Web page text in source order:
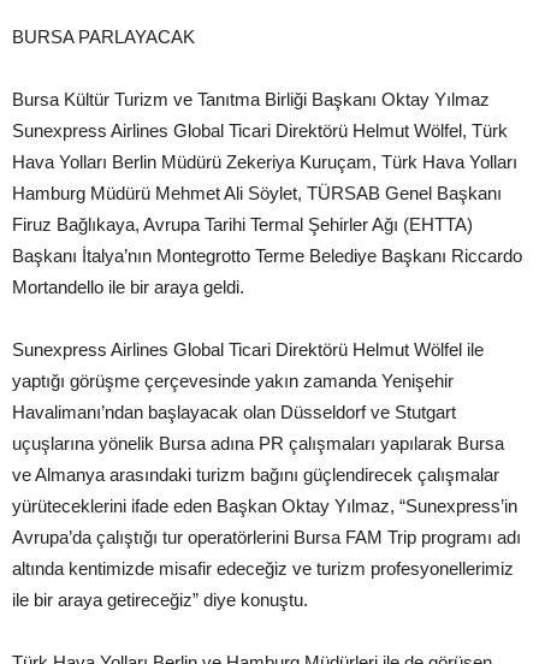
BURSA PARLAYACAK
Bursa Kültür Turizm ve Tanıtma Birliği Başkanı Oktay Yılmaz
Sunexpress Airlines Global Ticari Direktörü Helmut Wölfel, Türk
Hava Yolları Berlin Müdürü Zekeriya Kuruçam, Türk Hava Yolları
Hamburg Müdürü Mehmet Ali Söylet, TÜRSAB Genel Başkanı
Firuz Bağlıkaya, Avrupa Tarihi Termal Şehirler Ağı (EHTTA)
Başkanı İtalya’nın Montegrotto Terme Belediye Başkanı Riccardo
Mortandello ile bir araya geldi.
Sunexpress Airlines Global Ticari Direktörü Helmut Wölfel ile
yaptığı görüşme çerçevesinde yakın zamanda Yenişehir
Havalimanı’ndan başlayacak olan Düsseldorf ve Stutgart
uçuşlarına yönelik Bursa adına PR çalışmaları yapılarak Bursa
ve Almanya arasındaki turizm bağını güçlendirecek çalışmalar
yürüteceklerini ifade eden Başkan Oktay Yılmaz, “Sunexpress’in
Avrupa’da çalıştığı tur operatörlerini Bursa FAM Trip programı adı
altında kentimizde misafir edeceğiz ve turizm profesyonellerimiz
ile bir araya getireceğiz” diye konuştu.